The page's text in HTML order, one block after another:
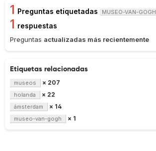
1 Preguntas etiquetadas MUSEO-VAN-GOGH
1 respuestas
Preguntas actualizadas más recientemente
Etiquetas relacionadas
museos × 207
holanda × 22
ámsterdam × 14
museo-van-gogh × 1